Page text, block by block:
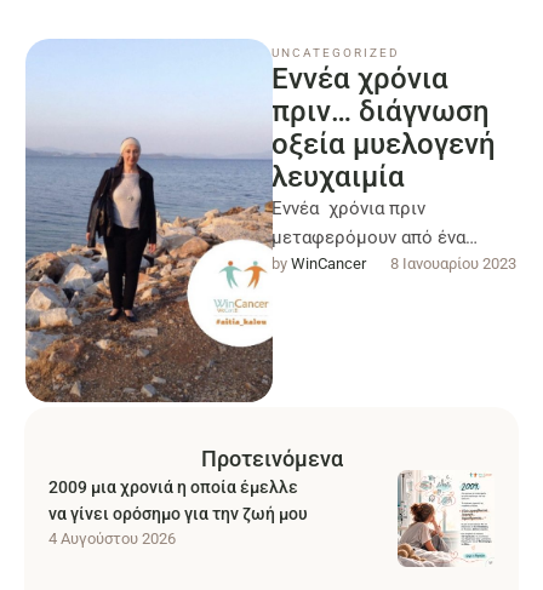
UNCATEGORIZED
Εννέα χρόνια
πριν… διάγνωση
οξεία μυελογενή
λευχαιμία
Εννέα χρόνια πριν
μεταφερόμουν από ένα
μακρινό νησί του Αιγαίου την
by WinCancer 8 Ιανουαρίου 2023
Προτεινόμενα
2009 μια χρονιά η οποία έμελλε
να γίνει ορόσημο για την ζωή μου
4 Αυγούστου 2026